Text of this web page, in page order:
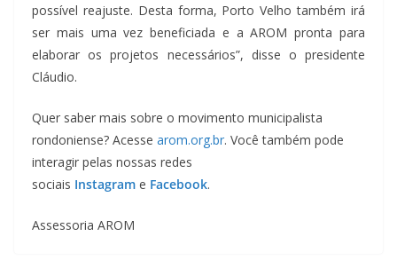
possível reajuste. Desta forma, Porto Velho também irá
ser mais uma vez beneficiada e a AROM pronta para
elaborar os projetos necessários”, disse o presidente
Cláudio.
Quer saber mais sobre o movimento municipalista
rondoniense? Acesse arom.org.br. Você também pode
interagir pelas nossas redes
sociais Instagram e Facebook.
Assessoria AROM